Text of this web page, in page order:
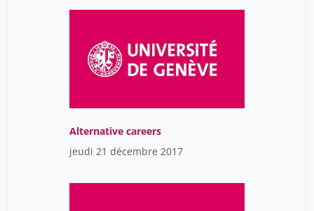
Alternative careers
jeudi 21 décembre 2017